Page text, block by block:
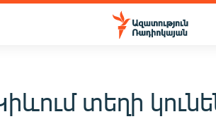
տեղի